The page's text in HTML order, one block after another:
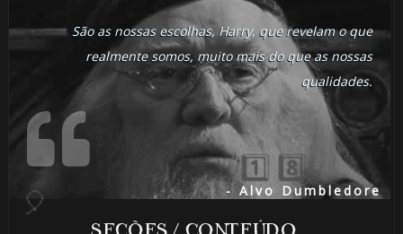
São as nossas escolhas, Harry, que revelam o que
realmente somos, muito mais do que as nossas
qualidades.
- Alvo Dumbledore
1️⃣ 8️⃣
🎈